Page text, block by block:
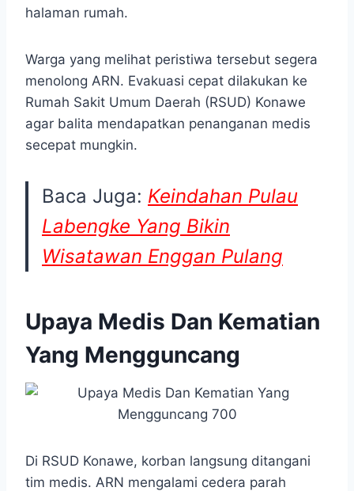
halaman rumah.
Warga yang melihat peristiwa tersebut segera
menolong ARN. Evakuasi cepat dilakukan ke
Rumah Sakit Umum Daerah (RSUD) Konawe
agar balita mendapatkan penanganan medis
secepat mungkin.
Baca Juga: Keindahan Pulau
Labengke Yang Bikin
Wisatawan Enggan Pulang
Upaya Medis Dan Kematian
Yang Mengguncang
Di RSUD Konawe, korban langsung ditangani
tim medis. ARN mengalami cedera parah